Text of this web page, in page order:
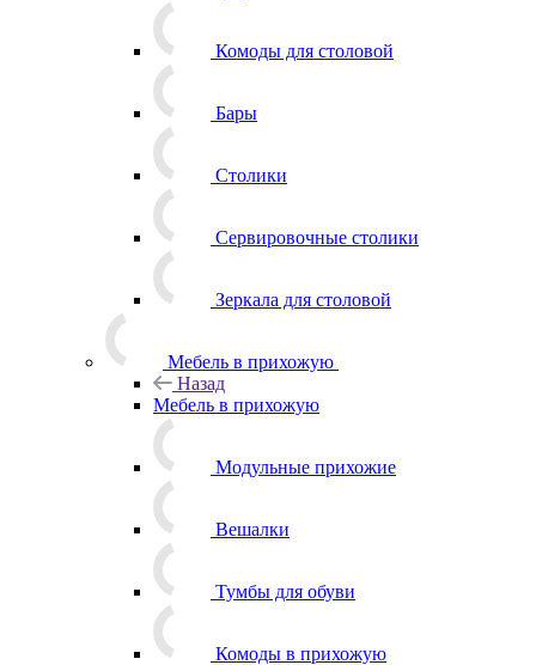
Комоды для столовой
Бары
Столики
Сервировочные столики
Зеркала для столовой
Мебель в прихожую
Назад
Мебель в прихожую
Модульные прихожие
Вешалки
Тумбы для обуви
Комоды в прихожую